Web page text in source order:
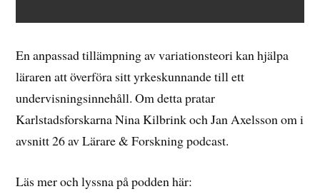
En anpassad tillämpning av variationsteori kan hjälpa
läraren att överföra sitt yrkeskunnande till ett
undervisningsinnehåll. Om detta pratar
Karlstadsforskarna Nina Kilbrink och Jan Axelsson om i
avsnitt 26 av Lärare & Forskning podcast.
Läs mer och lyssna på podden här: